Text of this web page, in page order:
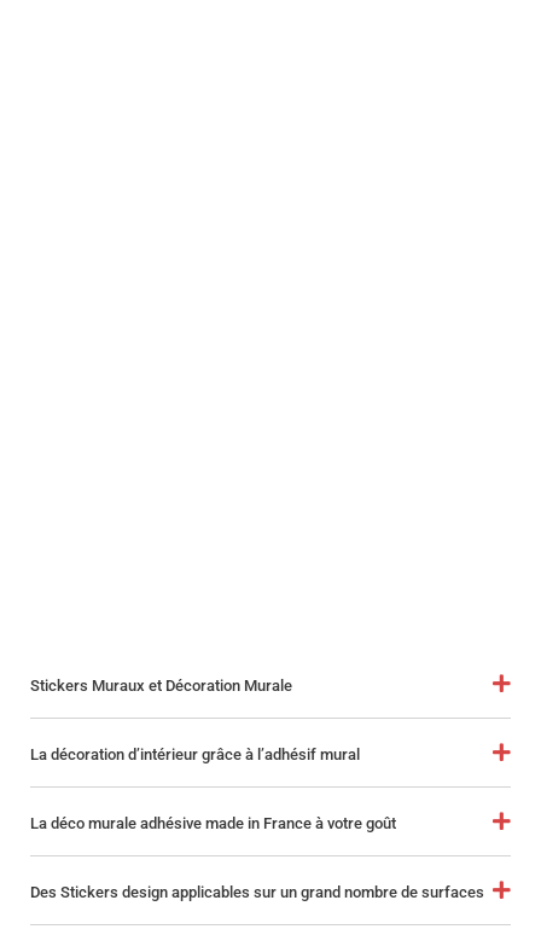
Stickers Muraux et Décoration Murale
La décoration d’intérieur grâce à l’adhésif mural
La déco murale adhésive made in France à votre goût
Des Stickers design applicables sur un grand nombre de surfaces